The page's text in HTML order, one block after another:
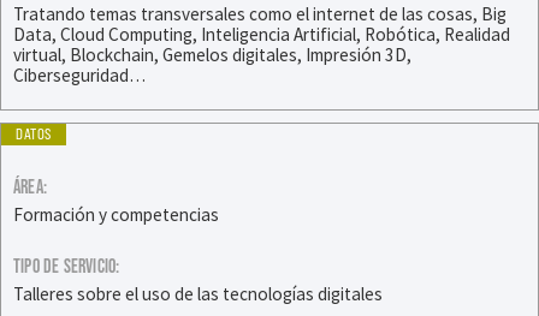
Tratando temas transversales como el internet de las cosas, Big
Data, Cloud Computing, Inteligencia Artificial, Robótica, Realidad
virtual, Blockchain, Gemelos digitales, Impresión 3D,
Ciberseguridad…
ÁREA:
Formación y competencias
TIPO DE SERVICIO:
Talleres sobre el uso de las tecnologías digitales
DATOS